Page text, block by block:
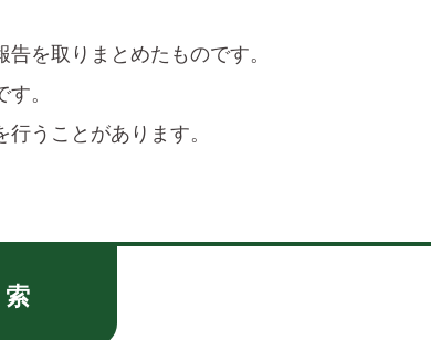
を取りまとめたものです。
。
うことがあります。